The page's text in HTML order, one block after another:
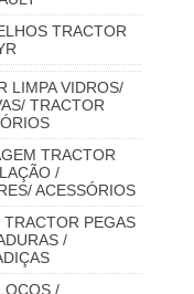
TRACTOR
LIMPA VIDROS/
TRACTOR
TRACTOR
/
ACESSÓRIOS
TRACTOR PEGAS
/
/